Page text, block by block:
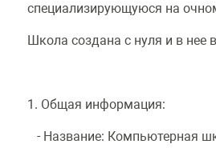
специализирующуюся на
Школа создана с нуля и в
1. Общая информация:
- Название: Компьютерная